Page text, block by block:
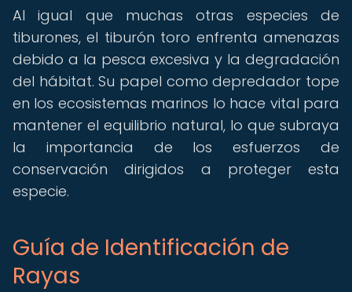
Al igual que muchas otras especies de
tiburones, el tiburón toro enfrenta amenazas
debido a la pesca excesiva y la degradación
del hábitat. Su papel como depredador tope
en los ecosistemas marinos lo hace vital para
mantener el equilibrio natural, lo que subraya
la importancia de los esfuerzos de
conservación dirigidos a proteger esta
especie.
Guía de Identificación de
Rayas